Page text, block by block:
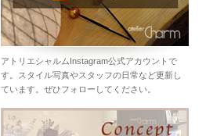
アトリエシャルムInstagram公式アカウントで
す。スタイル写真やスタッフの日常など更新し
ています。ぜひフォローしてください。